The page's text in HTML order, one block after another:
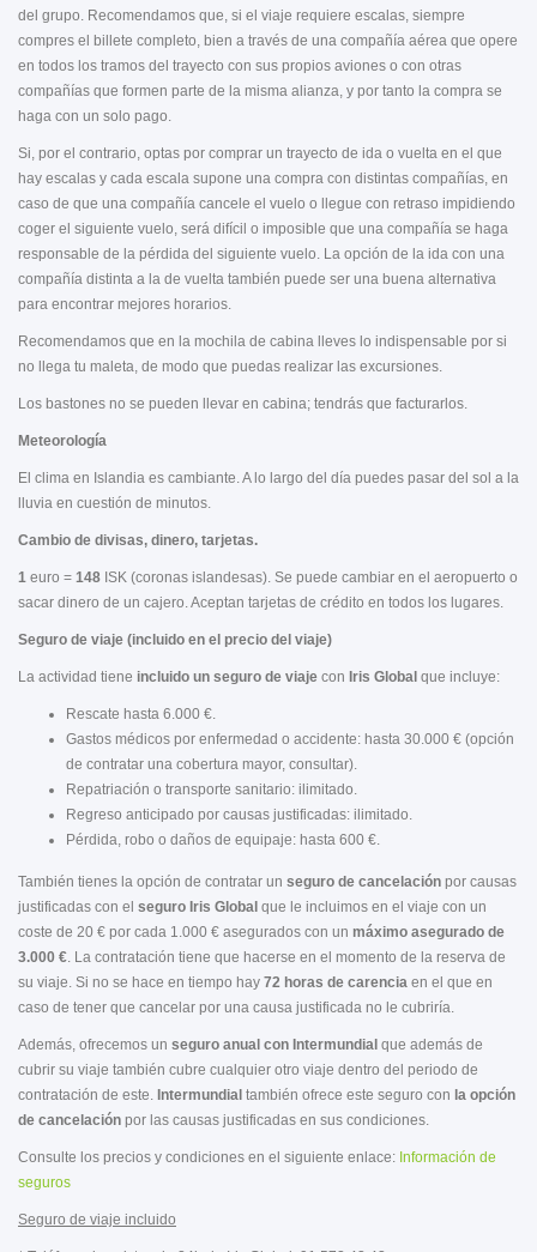
del grupo. Recomendamos que, si el viaje requiere escalas, siempre
compres el billete completo, bien a través de una compañía aérea que opere
en todos los tramos del trayecto con sus propios aviones o con otras
compañías que formen parte de la misma alianza, y por tanto la compra se
haga con un solo pago.
Si, por el contrario, optas por comprar un trayecto de ida o vuelta en el que
hay escalas y cada escala supone una compra con distintas compañías, en
caso de que una compañía cancele el vuelo o llegue con retraso impidiendo
coger el siguiente vuelo, será difícil o imposible que una compañía se haga
responsable de la pérdida del siguiente vuelo. La opción de la ida con una
compañía distinta a la de vuelta también puede ser una buena alternativa
para encontrar mejores horarios.
Recomendamos que en la mochila de cabina lleves lo indispensable por si
no llega tu maleta, de modo que puedas realizar las excursiones.
Los bastones no se pueden llevar en cabina; tendrás que facturarlos.
Meteorología
El clima en Islandia es cambiante. A lo largo del día puedes pasar del sol a la
lluvia en cuestión de minutos.
Cambio de divisas, dinero, tarjetas.
1 euro = 148 ISK (coronas islandesas). Se puede cambiar en el aeropuerto o
sacar dinero de un cajero. Aceptan tarjetas de crédito en todos los lugares.
Seguro de viaje (incluido en el precio del viaje)
La actividad tiene incluido un seguro de viaje con Iris Global que incluye:
Rescate hasta 6.000 €.
Gastos médicos por enfermedad o accidente: hasta 30.000 € (opción
de contratar una cobertura mayor, consultar).
Repatriación o transporte sanitario: ilimitado.
Regreso anticipado por causas justificadas: ilimitado.
Pérdida, robo o daños de equipaje: hasta 600 €.
También tienes la opción de contratar un seguro de cancelación por causas
justificadas con el seguro Iris Global que le incluimos en el viaje con un
coste de 20 € por cada 1.000 € asegurados con un máximo asegurado de
3.000 €. La contratación tiene que hacerse en el momento de la reserva de
su viaje. Si no se hace en tiempo hay 72 horas de carencia en el que en
caso de tener que cancelar por una causa justificada no le cubriría.
Además, ofrecemos un seguro anual con Intermundial que además de
cubrir su viaje también cubre cualquier otro viaje dentro del periodo de
contratación de este. Intermundial también ofrece este seguro con la opción
de cancelación por las causas justificadas en sus condiciones.
Consulte los precios y condiciones en el siguiente enlace: Información de
seguros
Seguro de viaje incluido